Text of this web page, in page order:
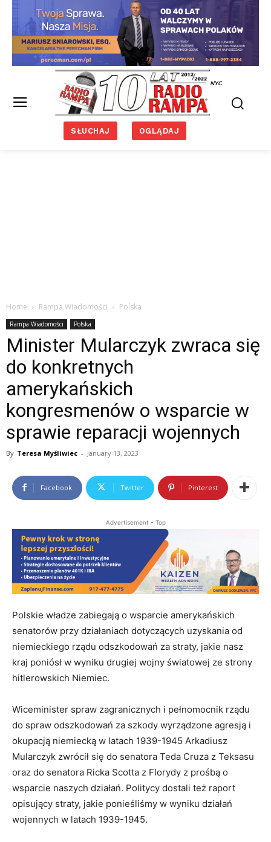
NYC
SŁUCHAJ OGLĄDAJ
Home Rampa Wiadomości Polska
Rampa Wiadomości Polska
Minister Mularczyk zwraca się
do konkretnych
amerykańskich
kongresmenów o wsparcie w
sprawie reparacji wojennych
By Teresa Myśliwiec - January 13, 2023
Facebook Twitter Pinterest
Advertisement - Top
Polskie władze zabiegają o wsparcie amerykańskich
senatorów przy działaniach dotyczących uzyskania od
niemieckiego rządu odszkodowań za straty, jakie nasz
kraj poniósł w wyniku drugiej wojny światowej ze strony
hitlerowskich Niemiec.
Wiceminister spraw zagranicznych i pełnomocnik rządu
do spraw odszkodowań za szkody wyrządzone agresją i
okupacją niemiecką w latach 1939-1945 Arkadiusz
Mularczyk zwrócił się do senatora Teda Cruza z Teksasu
oraz do senatora Ricka Scotta z Florydy z prośbą o
wsparcie naszych działań. Politycy dostali też raport
opisujący straty, jakie ponieśliśmy w wyniku działań
wojennych w latach 1939-1945.